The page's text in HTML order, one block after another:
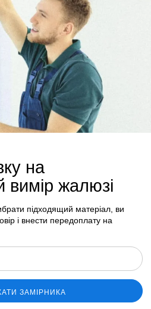
на
вимір жалюзі
підходящий матеріал, ви
і внести передоплату на
ЗАМІРНИКА